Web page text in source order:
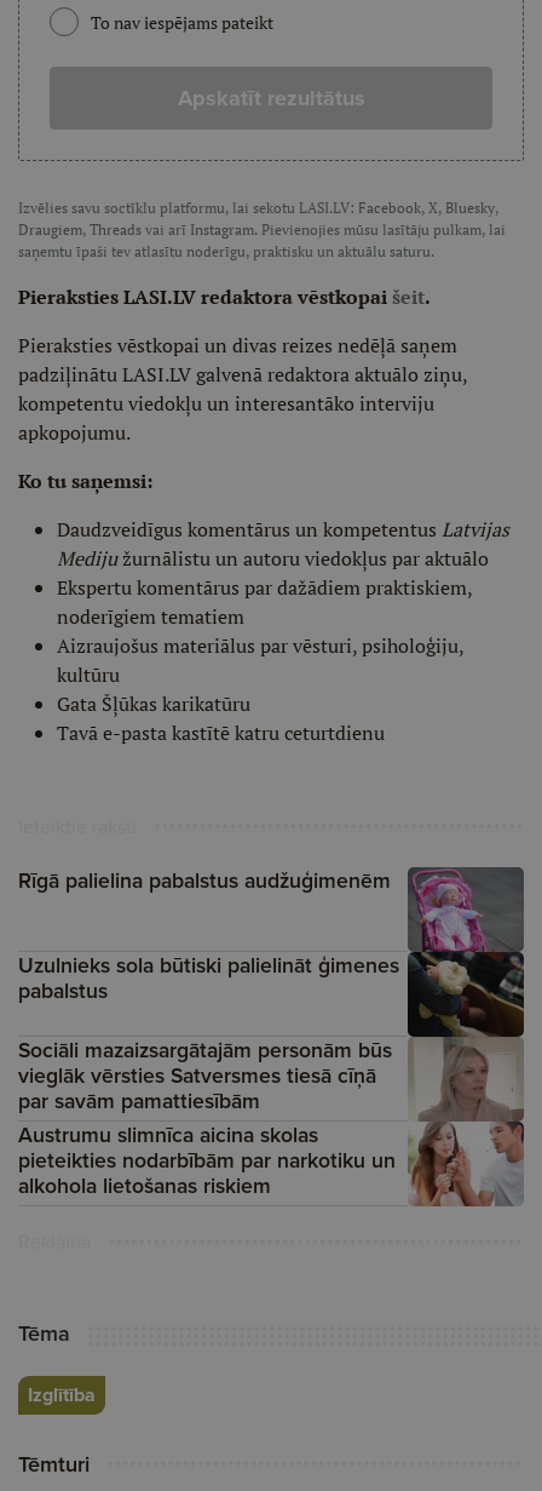
To nav iespējams pateikt
Apskatīt rezultātus
Izvēlies savu soctīklu platformu, lai sekotu LASI.LV: Facebook, X, Bluesky,
Draugiem, Threads vai arī Instagram. Pievienojies mūsu lasītāju pulkam, lai
saņemtu īpaši tev atlasītu noderīgu, praktisku un aktuālu saturu.
Pieraksties LASI.LV redaktora vēstkopaišeit.
Pieraksties vēstkopai un divas reizes nedēļā saņem
padziļinātu LASI.LV galvenā redaktora aktuālo ziņu,
kompetentu viedokļu un interesantāko interviju
apkopojumu.
Ko tu saņemsi:
Daudzveidīgus komentārus un kompetentus Latvijas
Medijužurnālistu un autoru viedokļus par aktuālo
Ekspertu komentārus par dažādiem praktiskiem,
noderīgiem tematiem
Aizraujošus materiālus par vēsturi, psiholoģiju,
kultūru
Gata Šļūkas karikatūru
Tavā e-pasta kastītē katru ceturtdienu
Rīgā palielina pabalstus audžuģimenēm
Uzulnieks sola būtiski palielināt ģimenes
pabalstus
Sociāli mazaizsargātajām personām būs
vieglāk vērsties Satversmes tiesā cīņā
par savām pamattiesībām
Austrumu slimnīca aicina skolas
pieteikties nodarbībām par narkotiku un
alkohola lietošanas riskiem
Tēma
Izglītība
Tēmturi